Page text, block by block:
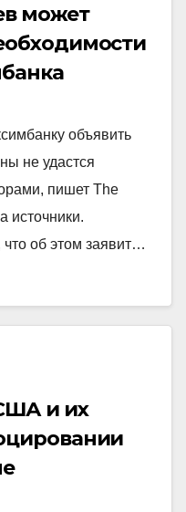
может
объявить
не удастся
пишет The
источники.
об этом заявит…
и их